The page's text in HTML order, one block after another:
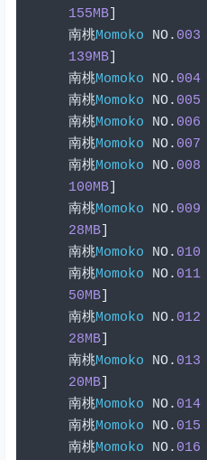
155MB]
南桃Momoko NO. 003
139MB]
南桃Momoko NO. 004
南桃Momoko NO. 005
南桃Momoko NO. 006
南桃Momoko NO. 007
南桃Momoko NO. 008
100MB]
南桃Momoko NO. 009
28MB]
南桃Momoko NO. 010
南桃Momoko NO. 011
50MB]
南桃Momoko NO. 012
28MB]
南桃Momoko NO. 013
20MB]
南桃Momoko NO. 014
南桃Momoko NO. 015
南桃Momoko NO. 016